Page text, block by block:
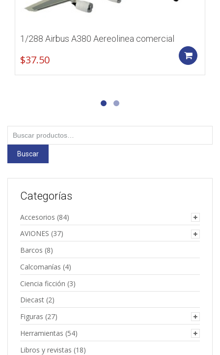
1/288 Airbus A380 Aereolinea comercial
$37.50
Buscar
por:
Buscar
Categorías
Accesorios (84)
AVIONES (37)
Barcos (8)
Calcomanías (4)
Ciencia ficción (3)
Diecast (2)
Figuras (27)
Herramientas (54)
Libros y revistas (18)